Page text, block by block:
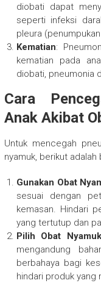
diobati dapat
seperti infeksi
pleura
Kematian:
kematian pada
diobati, pneumonia
Cara
Anak Akibat
Untuk mencegah
nyamuk, berikut
Gunakan Obat
sesuai dengan
kemasan. Hindari
yang tertutup dan
Pilih Obat
mengandung
berbahaya bagi
hindari produk yang